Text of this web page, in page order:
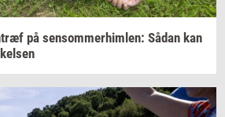
på sen­som­mer­him­len: Sådan kan